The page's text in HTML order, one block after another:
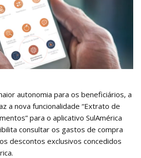
autonomia para os beneficiários, a
a nova funcionalidade “Extrato de
para o aplicativo SulAmérica
consultar os gastos de compra
descontos exclusivos concedidos